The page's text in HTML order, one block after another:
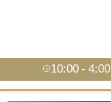
10:00 4:00